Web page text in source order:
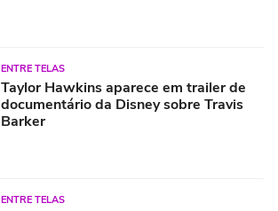
ENTRE TELAS
Taylor Hawkins aparece em trailer de
documentário da Disney sobre Travis
Barker
ENTRE TELAS